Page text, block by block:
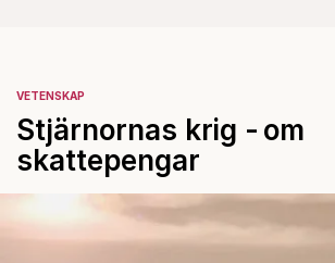
VETENSKAP
Stjärnornas krig - om
skattepengar